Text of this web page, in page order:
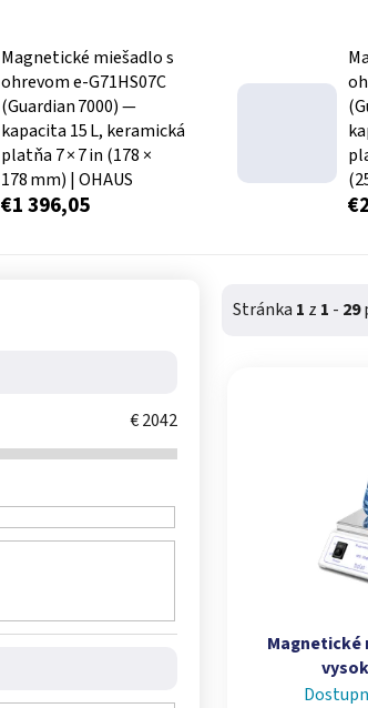
Magnetické miešadlo s
ohrevom e‑G71HS07C
(Guardian 7000) —
kapacita 15 L, keramická
platňa 7 × 7 in (178 ×
178 mm) | OHAUS
€1 396,05
€2042
Stránka 1 z 1 - 29
Magnetické